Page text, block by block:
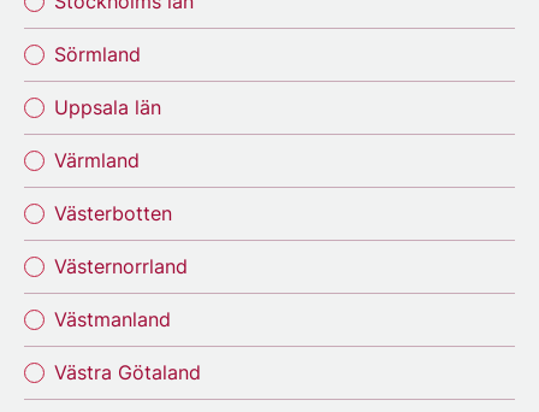
Sörmland
Uppsala län
Värmland
Västerbotten
Västernorrland
Västmanland
Västra Götaland